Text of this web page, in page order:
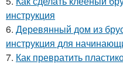
инструкция
6. Деревянный дом из
инструкция для
7. Как превратить